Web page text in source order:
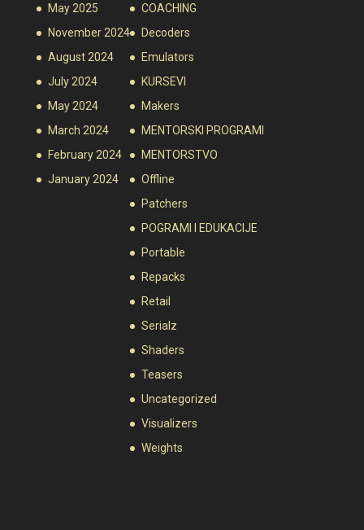
May 2025
November 2024
August 2024
July 2024
May 2024
March 2024
February 2024
January 2024
COACHING
Decoders
Emulators
KURSEVI
Makers
MENTORSKI PROGRAMI
MENTORSTVO
Offline
Patchers
POGRAMI I EDUKACIJE
Portable
Repacks
Retail
Serialz
Shaders
Teasers
Uncategorized
Visualizers
Weights